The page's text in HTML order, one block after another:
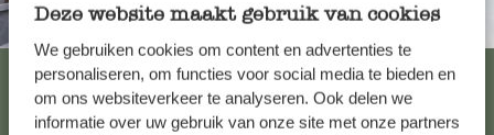
Deze website maakt gebruik van cookies
We gebruiken cookies om content en advertenties te
personaliseren, om functies voor social media te bieden en
om ons websiteverkeer te analyseren. Ook delen we
informatie over uw gebruik van onze site met onze partners
Altijd in de buurt
Bekijk alle 62 winkels